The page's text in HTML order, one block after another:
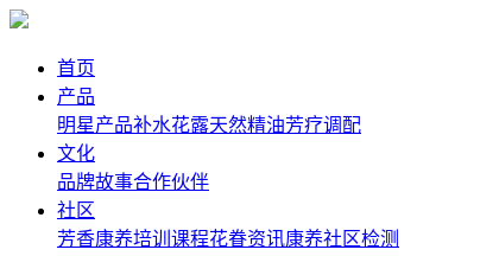
首页
产品
明星产品补水花露天然精油芳疗调配
文化
品牌故事合作伙伴
社区
芳香康养培训课程花眷资讯康养社区检测